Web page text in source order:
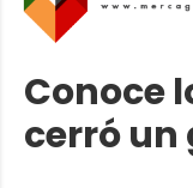
Conoce
cerró un